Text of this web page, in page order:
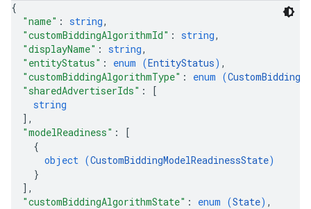
{
"name" : string,
"customBiddingAlgorithmId" : string,
"displayName" : string,
"entityStatus" : enum (EntityStatus) ,
"customBiddingAlgorithmType" : enum (
"sharedAdvertiserIds" :
[
string
] ,
"modelReadiness" :
[
{
object (CustomBiddingModelReadinessState)
}
] ,
"customBiddingAlgorithmState" : enum (State) ,